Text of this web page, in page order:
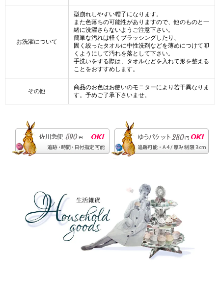
お洗濯について
型崩れしやすい帽子になります。
また色落ちの可能性がありますので、他のものと一
緒に洗濯さらないようご注意下さい。
簡単な汚れは軽くブラッシングしたり、
固く絞ったタオルに中性洗剤などを薄めにつけて叩
くようにして汚れを落として下さい。
手洗いをする際は、タオルなどを入れて形を整える
ことをおすすめします。
その他
商品のお色はお使いのモニターにより若干異なりま
す。予めご了承下さいませ。